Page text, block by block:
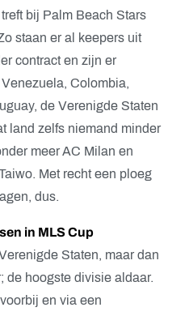
bij Palm Beach Stars
staan er al keepers uit
contract en zijn er
Colombia,
de Verenigde Staten
land zelfs niemand minder
meer AC Milan en
Met recht een ploeg
dus.
in MLS Cup
Staten, maar dan
de hoogste divisie aldaar.
en via een